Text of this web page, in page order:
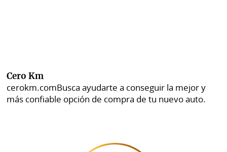
Cero Km
cerokm.comBusca ayudarte a conseguir la mejor y
más confiable opción de compra de tu nuevo auto.